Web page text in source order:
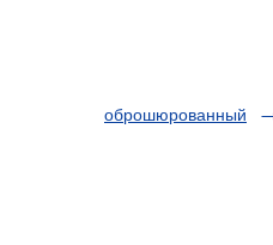
оброшюрованный